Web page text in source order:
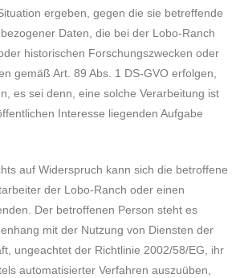
ergeben, gegen die sie betreffende
Daten, die bei der Lobo-Ranch
historischen Forschungszwecken oder
gemäß Art. 89 Abs. 1 DS-GVO erfolgen,
es sei denn, eine solche Verarbeitung ist
Interesse liegenden Aufgabe
auf Widerspruch kann sich die betroffene
der Lobo-Ranch oder einen
Der betroffenen Person steht es
mit der Nutzung von Diensten der
ungeachtet der Richtlinie 2002/58/EG, ihr
automatisierter Verfahren auszuüben,